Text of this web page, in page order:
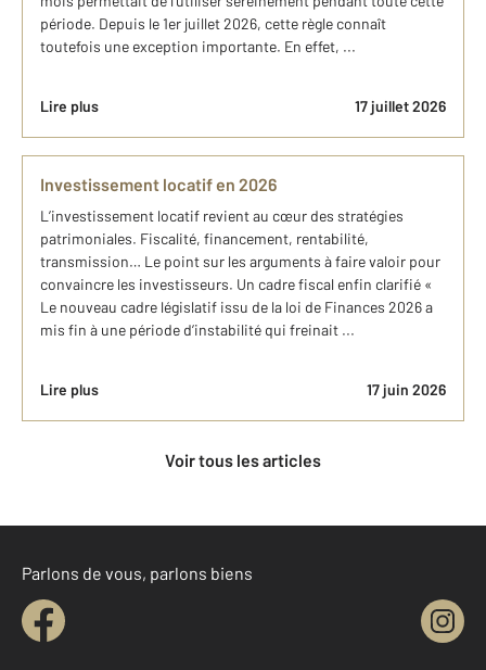
période. Depuis le 1er juillet 2026, cette règle connaît
toutefois une exception importante. En effet, ...
Lire plus 17 juillet 2026
Investissement locatif en 2026
L’investissement locatif revient au cœur des stratégies
patrimoniales. Fiscalité, financement, rentabilité,
transmission… Le point sur les arguments à faire valoir pour
convaincre les investisseurs. Un cadre fiscal enfin clarifié «
Le nouveau cadre législatif issu de la loi de Finances 2026 a
mis fin à une période d’instabilité qui freinait ...
Lire plus 17 juin 2026
Voir tous les articles
Parlons de vous, parlons biens